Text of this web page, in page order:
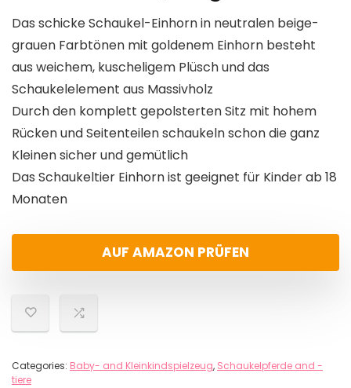
Das schicke Schaukel-Einhorn in neutralen beige-
grauen Farbtönen mit goldenem Einhorn besteht
aus weichem, kuscheligem Plüsch und das
Schaukelelement aus Massivholz
Durch den komplett gepolsterten Sitz mit hohem
Rücken und Seitenteilen schaukeln schon die ganz
Kleinen sicher und gemütlich
Das Schaukeltier Einhorn ist geeignet für Kinder ab 18
Monaten
AUF AMAZON PRÜFEN
Categories: Baby- and Kleinkindspielzeug, Schaukelpferde and -
tiere